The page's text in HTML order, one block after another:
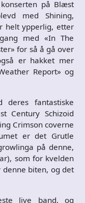
på Blæst
med Shining,
helt ypperlig, etter
med «In The
for så å gå over
er hakket mer
Report» og
deres fantastiske
Century Schizoid
Crimson coverne
er det Grutle
på denne,
som for kvelden
biten, og det
live band, og